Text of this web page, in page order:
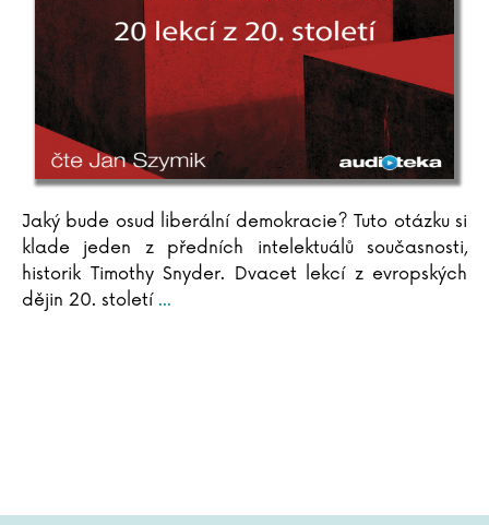
Jaký bude osud liberální demokracie? Tuto otázku si
klade jeden z předních intelektuálů současnosti,
historik Timothy Snyder. Dvacet lekcí z evropských
dějin 20. století...